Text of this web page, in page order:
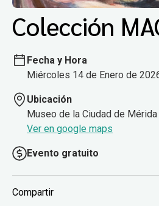
Colección
Fecha y Hora
Miércoles 14 de Enero de
Ubicación
Museo de la Ciudad de Mérida
Ver en google maps
Evento gratuito
Compartir